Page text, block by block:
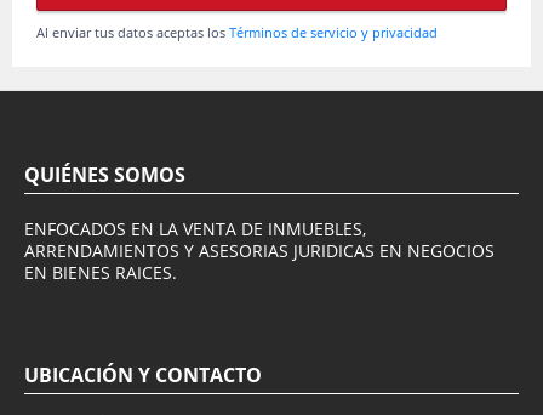
Al enviar tus datos aceptas los Términos de servicio y privacidad
QUIÉNES SOMOS
ENFOCADOS EN LA VENTA DE INMUEBLES,
ARRENDAMIENTOS Y ASESORIAS JURIDICAS EN NEGOCIOS
EN BIENES RAICES.
UBICACIÓN Y CONTACTO